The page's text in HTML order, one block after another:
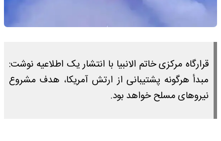
قرارگاه مرکزی خاتم الانبیا با انتشار یک اطلاعیه نوشت:
مبدأ هرگونه پشتیبانی از ارتش آمریکا، هدف مشروع
نیروهای مسلح خواهد بود.